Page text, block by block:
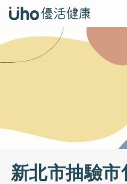
新北市抽驗